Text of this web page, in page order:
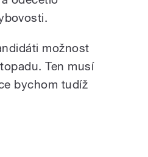
možnost
Ten musí
bychom tudíž